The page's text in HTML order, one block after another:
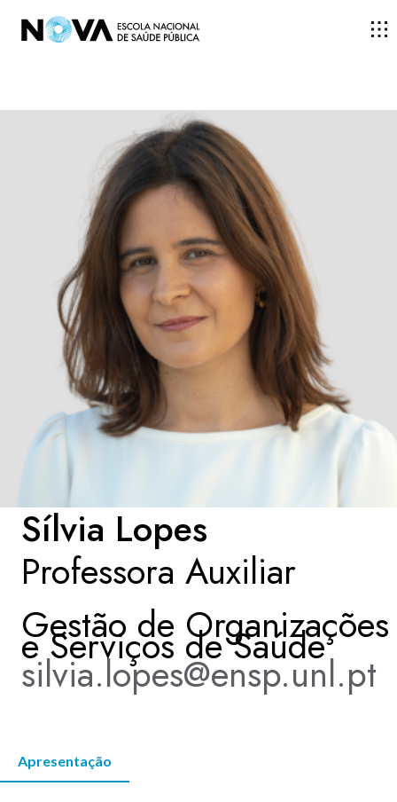
INVESTIGAÇÃO
DOCENTES E INVESTIGADORES
COMUNIDADE
KNOWLEDGE CENTERS
CENTROS COLABORADORES OMS
PT
Sílvia Lopes
Professora Auxiliar
Gestão de Organizações
e Serviços de Saúde
silvia.lopes@ensp.unl.pt
Apresentação